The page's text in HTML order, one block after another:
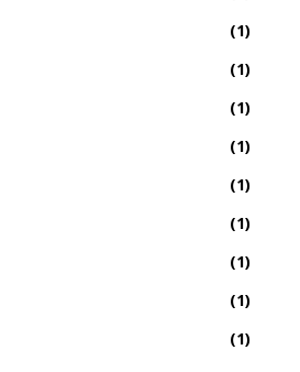
(1)
(1)
(1)
(1)
(1)
(1)
(1)
(1)
(1)